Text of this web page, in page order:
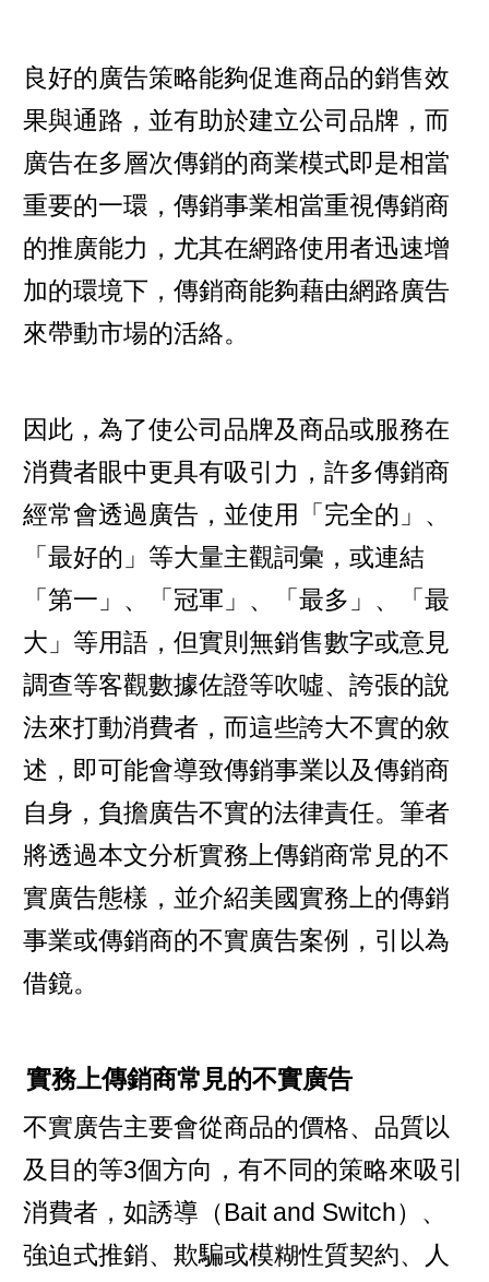
良好的廣告策略能夠促進商品的銷售效
果與通路，並有助於建立公司品牌，而
廣告在多層次傳銷的商業模式即是相當
重要的一環，傳銷事業相當重視傳銷商
的推廣能力，尤其在網路使用者迅速增
加的環境下，傳銷商能夠藉由網路廣告
來帶動市場的活絡。
因此，為了使公司品牌及商品或服務在
消費者眼中更具有吸引力，許多傳銷商
經常會透過廣告，並使用「完全的」、
「最好的」等大量主觀詞彙，或連結
「第一」、「冠軍」、「最多」、「最
大」等用語，但實則無銷售數字或意見
調查等客觀數據佐證等吹噓、誇張的說
法來打動消費者，而這些誇大不實的敘
述，即可能會導致傳銷事業以及傳銷商
自身，負擔廣告不實的法律責任。筆者
將透過本文分析實務上傳銷商常見的不
實廣告態樣，並介紹美國實務上的傳銷
事業或傳銷商的不實廣告案例，引以為
借鏡。
實務上傳銷商常見的不實廣告
不實廣告主要會從商品的價格、品質以
及目的等3個方向，有不同的策略來吸引
消費者，如誘導（Bait and Switch）、
強迫式推銷、欺騙或模糊性質契約、人